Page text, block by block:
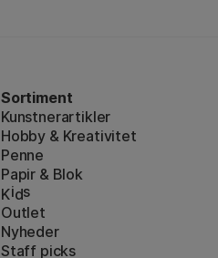
Sortiment
Kunstnerartikler
Hobby & Kreativitet
Penne
Papir & Blok
Kids
Outlet
Nyheder
Staff picks